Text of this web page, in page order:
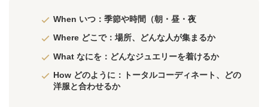
When いつ：季節や時間（朝・昼・夜
Where どこで：場所、どんな人が集まるか
What なにを：どんなジュエリーを着けるか
How どのように：トータルコーディネート、どの
洋服と合わせるか